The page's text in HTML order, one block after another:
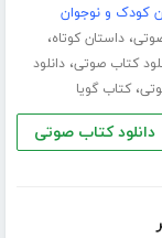
کودک و نوجوان
،داستان کوتاه،
کتاب صوتی،دانلود
،کتاب گویا
دانلود کتاب صوتی